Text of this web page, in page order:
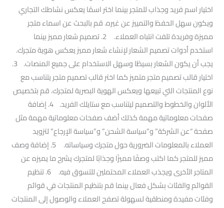
اختيار اسم فريد وجذاب للمتجر بينما اختر اسمًا يعكس نشاطك التجاري
ويكون سهل الحفظ والتمييز عن غيره. قم بالبحث عن اسماء متجر
مميزة وفريدة تلفت انتباه العملاء. 2. تصميم شعار مميز بينما
استخدم أدوات تصميم الشعار لإنشاء شعار مميز يعكس هوية متجرك.
يجب أن يكون الشعار بسيطًا وسهل الاستخدام على جميع المنصات. 3.
اختيار قالب تصميم متجر متميز كما اختر قالب تصميم متجر يتناسب مع
نوع المنتجات التي تبيعها ويعكس الهوية البصرية لمتجرك. قم بتخصيص
الألوان والخطوط والتصميم ليتناسب مع ستايلك الفريد. 4. إضافة
صفحات معلوماتية مهمة كذلك أضف صفحات معلوماتية مهمة مثل
صفحة “عن الشركة” و”سياسة الشحن” و”سياسة الإرجاع” لتزويد
العملاء بالمعلومات الضرورية حول متجرك وسياساته. 5. إضافة وصف
مميز للمتجر كما اكتب وصفًا مميزًا وجذابًا لمتجرك يشرح ما يميزه عن
المتاجر الأخرى ويجذب العملاء المحتملين للتسوق فيه. 6. تنظيم
القوائم والفئات بشكل فعال بينما قم بتنظيم المنتجات في قوائم
وفئات مفيدة ومنطقية لسهولة تصفح العملاء والوصول إلى المنتجات